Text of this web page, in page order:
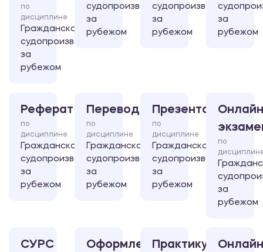
по
дисциплине
Гражданское
судопроизводство
за
рубежом
судопроизводство
за
рубежом
судопроизводство
за
рубежом
за
рубежом
Реферат
по
дисциплине
Гражданское
судопроизводство
за
рубежом
Перевод
по
дисциплине
Гражданское
судопроизводство
за
рубежом
Презентация
по
дисциплине
Гражданское
судопроизводство
за
рубежом
по
за
рубежом
СУРС
ОформлениеПрактикум